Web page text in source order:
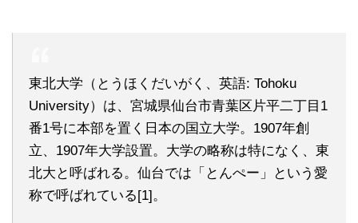
東北大学（とうほくだいがく、英語: Tohoku
University）は、宮城県仙台市青葉区片平二丁目1
番1号に本部を置く日本の国立大学。1907年創
立、1907年大学設置。大学の略称は特になく、東
北大と呼ばれる。仙台では「とんぺー」という愛
称で呼ばれている[1]。